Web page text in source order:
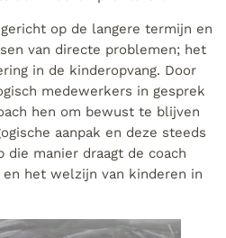
op de langere termijn en
van directe problemen; het
in de kinderopvang. Door
medewerkers in gesprek
hen om bewust te blijven
aanpak en deze steeds
manier draagt de coach
het welzijn van kinderen in